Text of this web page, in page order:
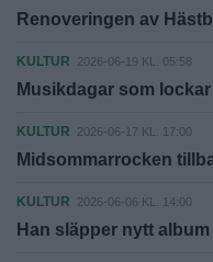
Renoveringen av
KULTUR 2026-06-19 KL. 05:58
Musikdagar som
KULTUR 2026-06-17 KL. 17:00
Midsommarrocken
KULTUR 2026-06-06 KL. 14:00
Han släpper nytt